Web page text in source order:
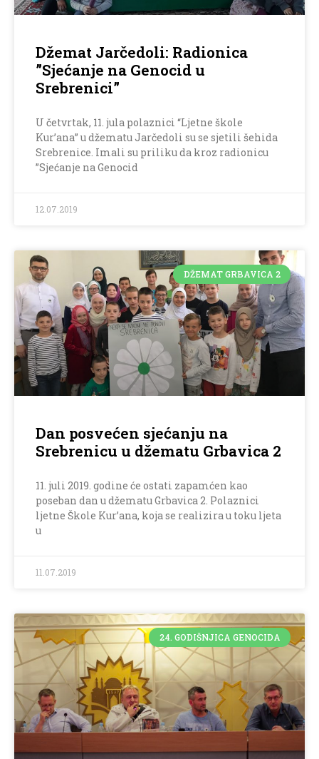
Džemat Jarčedoli: Radionica
”Sjećanje na Genocid u
Srebrenici”
U četvrtak, 11. jula polaznici “Ljetne škole
Kur’ana” u džematu Jarčedoli su se sjetili šehida
Srebrenice. Imali su priliku da kroz radionicu
”Sjećanje na Genocid
12.07.2019
DŽEMAT GRBAVICA 2
Dan posvećen sjećanju na
Srebrenicu u džematu Grbavica 2
11. juli 2019. godine će ostati zapamćen kao
poseban dan u džematu Grbavica 2. Polaznici
ljetne Škole Kur’ana, koja se realizira u toku ljeta
u
11.07.2019
24. GODIŠNJICA GENOCIDA